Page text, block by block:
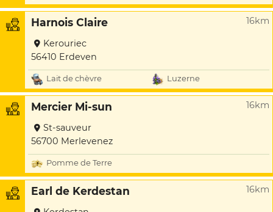
Harnois Claire 16km
Kerouriec
56410 Erdeven
Lait de chèvre Luzerne
Mercier Mi-sun 16km
St-sauveur
56700 Merlevenez
Pomme de Terre
Earl de Kerdestan 16km